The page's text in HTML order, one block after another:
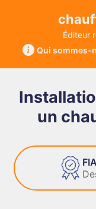
Éditeur
Qui sommes-
un